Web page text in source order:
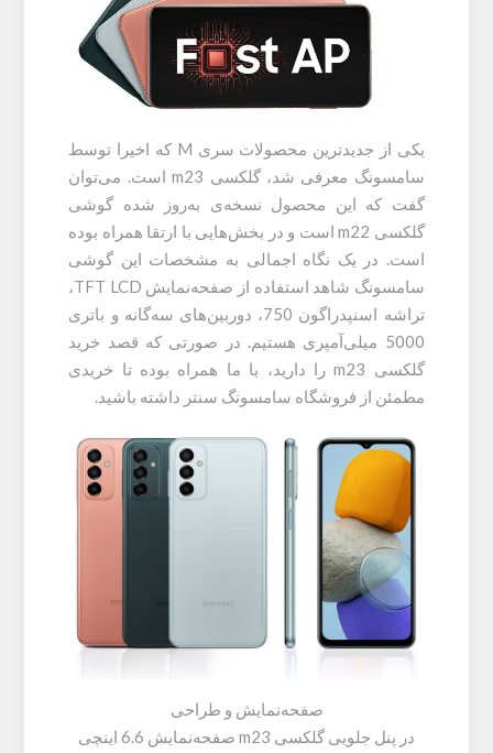
یکی از جدیدترین محصولات سری M که اخیرا توسط
سامسونگ معرفی شد، گلکسی m23 است. می‌توان
گفت که این محصول نسخه‌ی به‌روز شده گوشی
گلکسی m22 است و در بخش‌هایی با ارتقا همراه بوده
است. در یک نگاه اجمالی به مشخصات این گوشی
سامسونگ شاهد استفاده از صفحه‌نمایش TFT LCD،
تراشه اسنپدراگون 750، دوربین‌های سه‌گانه و باتری
5000 میلی‌آمپری هستیم. در صورتی که قصد خرید
گلکسی m23 را دارید، با ما همراه بوده تا خریدی
مطمئن از فروشگاه سامسونگ سنتر داشته باشید.
صفحه‌نمایش و طراحی
در پنل جلویی گلکسی m23 صفحه‌نمایش 6.6 اینچی